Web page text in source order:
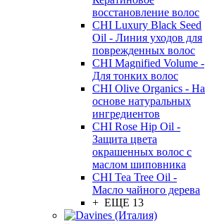
восстановление волос
CHI Luxury Black Seed
Oil - Линия уходов для
поврежденных волос
CHI Magnified Volume -
Для тонких волос
CHI Olive Organics - На
основе натуральных
ингредиентов
CHI Rose Hip Oil -
Защита цвета
окрашенных волос с
маслом шиповника
CHI Tea Tree Oil -
Масло чайного дерева
+ ЕЩЕ 13